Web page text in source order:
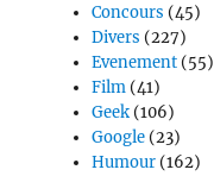
Concours (45)
Divers (227)
Evenement (55)
Film (41)
Geek (106)
Google (23)
Humour (162)